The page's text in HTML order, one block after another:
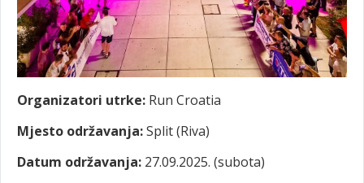
Organizatori utrke: Run Croatia
Mjesto održavanja:Split (Riva)
Datum održavanja: 27.09.2025. (subota)